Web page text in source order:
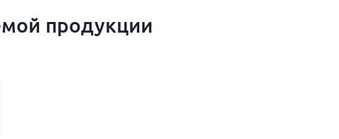
продукции